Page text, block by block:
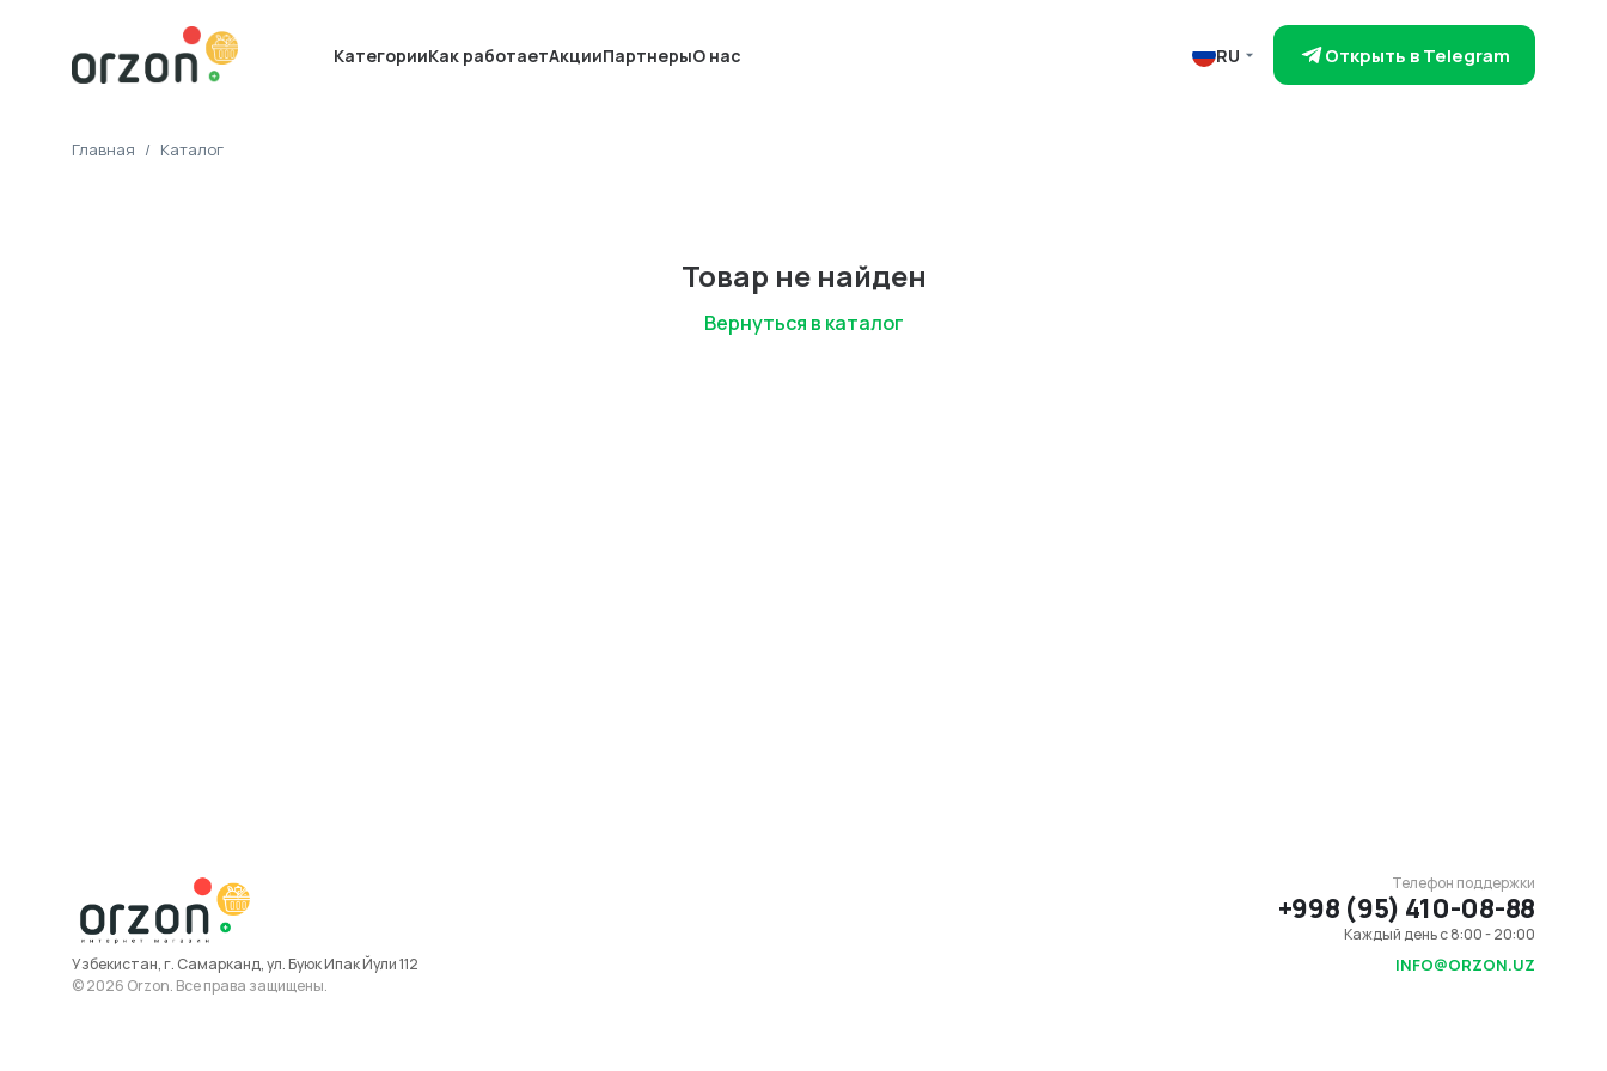
КатегорииКак работаетАкцииПартнерыО нас RU Открыть в Telegram
Главная / Каталог
Товар не найден
Вернуться в каталог
Узбекистан, г. Самарканд, ул. Буюк Ипак Йули 112
© 2026 Orzon. Все права защищены.
Телефон поддержки
+998 (95) 410-08-88
Каждый день с 8:00 - 20:00
INFO@ORZON.UZ